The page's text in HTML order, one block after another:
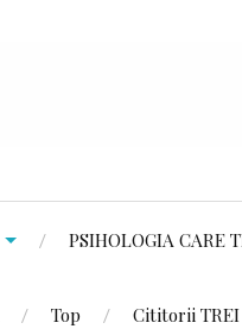
PSIHOLOGIA CARE
Top Cititorii TREI